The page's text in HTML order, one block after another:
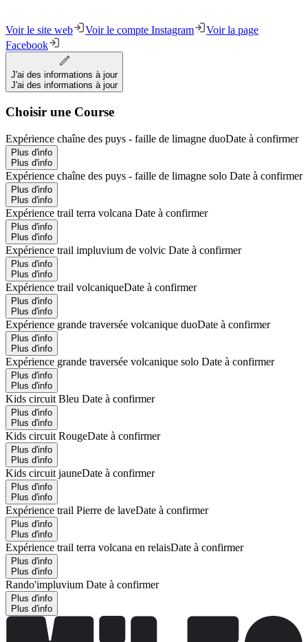
Voir le site web Voir le compte Instagram
Voir la page
Facebook
J'ai des informations à jour
J'ai des informations à jour
Choisir une Course
Expérience chaîne des puys - faille de limagne duoDate à confirmer
Plus d'info
Plus d'info
Expérience chaîne des puys - faille de limagne solo Date à confirmer
Plus d'info
Plus d'info
Expérience trail terra volcana Date à confirmer
Plus d'info
Plus d'info
Expérience trail impluvium de volvic Date à confirmer
Plus d'info
Plus d'info
Expérience trail volcaniqueDate à confirmer
Plus d'info
Plus d'info
Expérience grande traversée volcanique duoDate à confirmer
Plus d'info
Plus d'info
Expérience grande traversée volcanique solo Date à confirmer
Plus d'info
Plus d'info
Kids circuit Bleu Date à confirmer
Plus d'info
Plus d'info
Kids circuit RougeDate à confirmer
Plus d'info
Plus d'info
Kids circuit jauneDate à confirmer
Plus d'info
Plus d'info
Expérience trail Pierre de laveDate à confirmer
Plus d'info
Plus d'info
Expérience trail terra volcana en relaisDate à confirmer
Plus d'info
Plus d'info
Rando'impluvium Date à confirmer
Plus d'info
Plus d'info